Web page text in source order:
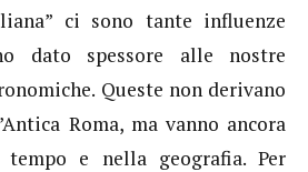
ci sono tante influenze
dato spessore alle nostre
Queste non derivano
Roma, ma vanno ancora
e nella geografia. Per